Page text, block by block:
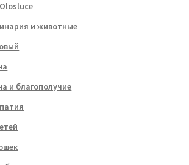
и животные
и благополучие